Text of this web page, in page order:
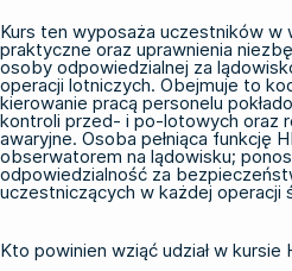
Kurs ten wyposaża uczestników w
praktyczne oraz uprawnienia
osoby odpowiedzialnej za
operacji lotniczych. Obejmuje to
kierowanie pracą personelu
kontroli przed- i po-lotowych oraz
awaryjne. Osoba pełniąca funkcję
obserwatorem na lądowisku;
odpowiedzialność za
uczestniczących w każdej operacji
Kto powinien wziąć udział w kursie